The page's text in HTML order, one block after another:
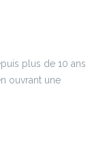
plus de 10 ans
ouvrant une